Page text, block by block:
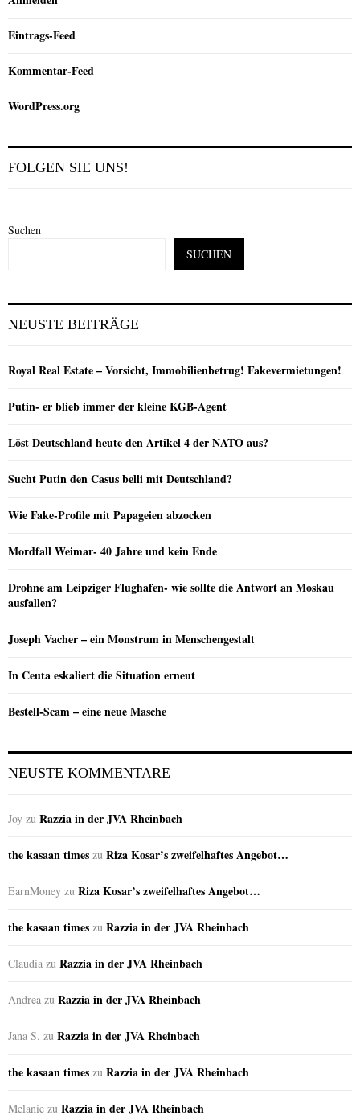
Eintrags-Feed
Kommentar-Feed
WordPress.org
FOLGEN SIE UNS!
Suchen
SUCHEN
NEUSTE BEITRÄGE
Royal Real Estate – Vorsicht, Immobilienbetrug! Fakevermietungen!
Putin- er blieb immer der kleine KGB-Agent
Löst Deutschland heute den Artikel 4 der NATO aus?
Sucht Putin den Casus belli mit Deutschland?
Wie Fake-Profile mit Papageien abzocken
Mordfall Weimar- 40 Jahre und kein Ende
Drohne am Leipziger Flughafen- wie sollte die Antwort an Moskau
ausfallen?
Joseph Vacher – ein Monstrum in Menschengestalt
In Ceuta eskaliert die Situation erneut
Bestell-Scam – eine neue Masche
NEUSTE KOMMENTARE
Joy zu Razzia in der JVA Rheinbach
the kasaan times zu Riza Kosar’s zweifelhaftes Angebot…
EarnMoney zu Riza Kosar’s zweifelhaftes Angebot…
the kasaan times zu Razzia in der JVA Rheinbach
Claudia zu Razzia in der JVA Rheinbach
Andrea zu Razzia in der JVA Rheinbach
Jana S. zu Razzia in der JVA Rheinbach
the kasaan times zu Razzia in der JVA Rheinbach
Melanie zu Razzia in der JVA Rheinbach